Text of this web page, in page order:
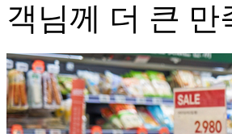
객님께 더 큰